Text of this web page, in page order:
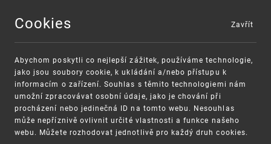
MENU
Cookies
Abychom poskytli co nejlepší zážitek, používáme technologie,
jako jsou soubory cookie, k ukládání a/nebo přístupu k
informacím o zařízení. Souhlas s těmito technologiemi nám
umožní zpracovávat osobní údaje, jako je chování při
procházení nebo jedinečná ID na tomto webu. Nesouhlas
může nepříznivě ovlivnit určité vlastnosti a funkce našeho
webu. Můžete rozhodovat jednotlivě pro každý druh cookies.
Zavřít